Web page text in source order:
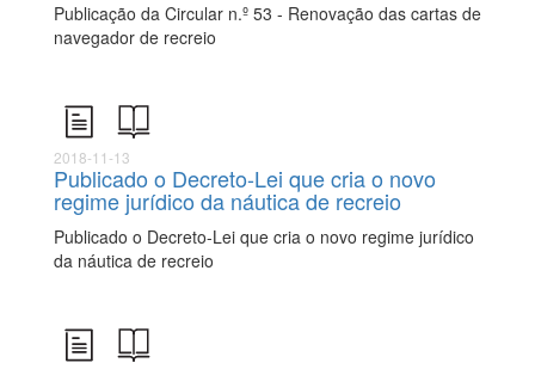
Publicação da Circular n.º 53 - Renovação das cartas de
navegador de recreio
2018-11-13
Publicado o Decreto-Lei que cria o novo
regime jurídico da náutica de recreio
Publicado o Decreto-Lei que cria o novo regime jurídico
da náutica de recreio